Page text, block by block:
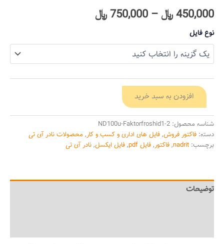
450,000﷼ –
750,000﷼
نوع فایل
افزودن به سبد خرید
شناسه محصول: ND100u-Faktorfroshid1-2
دسته: فاکتور فروش, فایل های اداری و کسب و کار, محصولات نادر آی تی
برچسب: nadrit
, فاکتور, فایل pdf , فایل ایکسل, نادر آی تی
توضیحات